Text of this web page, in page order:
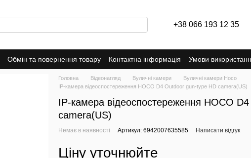
+38 066 193 12 35
Обмін та повернення товару Контактна інформація
Умови
Головна Відеонагляд Вуличні камери
Вуличні камери Hoco
IP-камера відеоспостереження HOCO D4 Outdoor gun-type HD camera(US)
IP-камера відеоспостереження HOCO
camera(US)
Немає в наявності Артикул: 6942007635585 Написати відгук
Ціну уточнюйте